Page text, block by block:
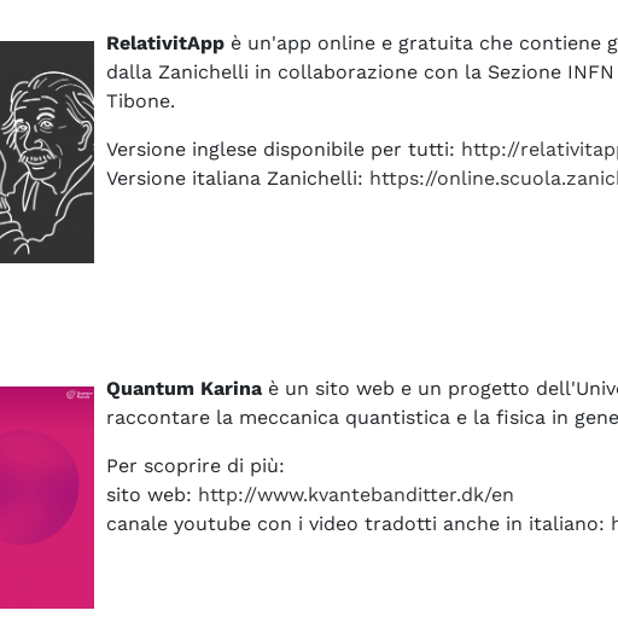
RelativitApp è un'app online e gratuita che contiene
dalla Zanichelli in collaborazione con la Sezione
Tibone.
Versione inglese disponibile per tutti: http://
Versione italiana Zanichelli: https://
Quantum Karina è un sito web e un progetto
raccontare la meccanica quantistica e la fisica in
Per scoprire di più:
sito web: http://www.kvantebanditter.dk/en
canale youtube con i video tradotti anche in italiano: